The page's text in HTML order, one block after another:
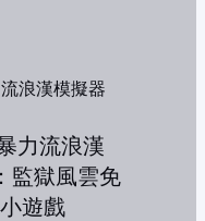
流浪漢模擬器